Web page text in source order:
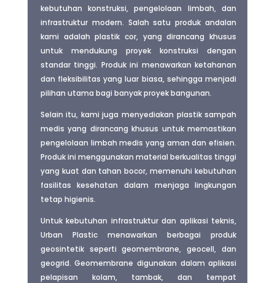
kebutuhan konstruksi, pengelolaan limbah, dan
infrastruktur modern. Salah satu produk andalan
kami adalah plastik cor, yang dirancang khusus
untuk mendukung proyek konstruksi dengan
standar tinggi. Produk ini menawarkan ketahanan
dan fleksibilitas yang luar biasa, sehingga menjadi
pilihan utama bagi banyak proyek bangunan.
Selain itu, kami juga menyediakan plastik sampah
medis yang dirancang khusus untuk memastikan
pengelolaan limbah medis yang aman dan efisien.
Produk ini menggunakan material berkualitas tinggi
yang kuat dan tahan bocor, memenuhi kebutuhan
fasilitas kesehatan dalam menjaga lingkungan
tetap higienis.
Untuk kebutuhan infrastruktur dan aplikasi teknis,
Urban Plastic menawarkan berbagai produk
geosintetik seperti geomembrane, geocell, dan
geogrid. Geomembrane digunakan dalam aplikasi
pelapisan kolam, tambak, dan tempat